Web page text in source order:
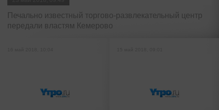
Печально известный торгово-развлекательный центр
передали властям Кемерово